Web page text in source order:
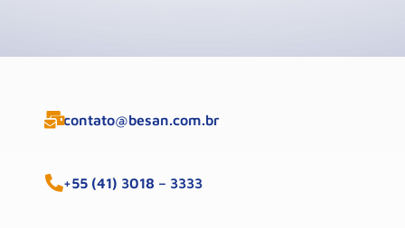
contato@besan.com.br
+55 (41) 3018 – 3333